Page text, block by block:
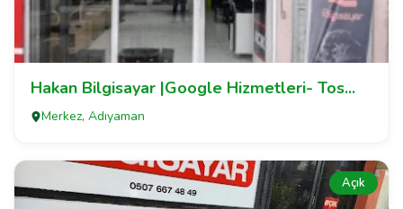
Hakan Bilgisayar |Google Hizmetleri- Tos...
Merkez, Adıyaman
Açık